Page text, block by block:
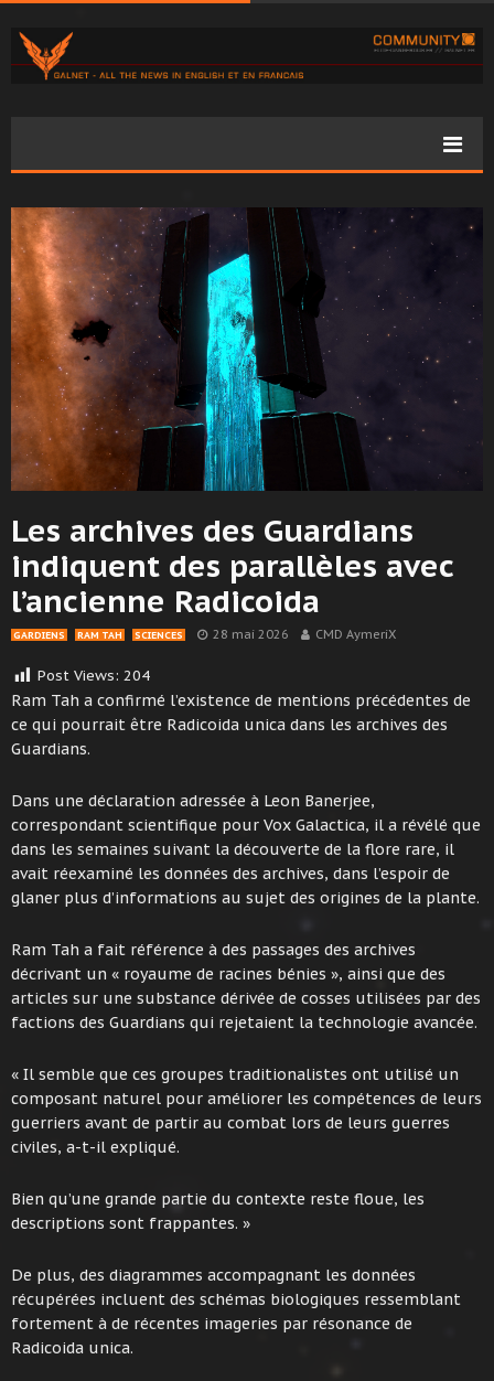
Les archives des Guardians
indiquent des parallèles avec
l’ancienne Radicoida
GARDIENS RAM TAH SCIENCES 28 mai 2026 CMD AymeriX
Post Views: 204
Ram Tah a confirmé l’existence de mentions précédentes de
ce qui pourrait être Radicoida unica dans les archives des
Guardians.
Dans une déclaration adressée à Leon Banerjee,
correspondant scientifique pour Vox Galactica, il a révélé que
dans les semaines suivant la découverte de la flore rare, il
avait réexaminé les données des archives, dans l’espoir de
glaner plus d’informations au sujet des origines de la plante.
Ram Tah a fait référence à des passages des archives
décrivant un « royaume de racines bénies », ainsi que des
articles sur une substance dérivée de cosses utilisées par des
factions des Guardians qui rejetaient la technologie avancée.
« Il semble que ces groupes traditionalistes ont utilisé un
composant naturel pour améliorer les compétences de leurs
guerriers avant de partir au combat lors de leurs guerres
civiles, a-t-il expliqué.
Bien qu’une grande partie du contexte reste floue, les
descriptions sont frappantes. »
De plus, des diagrammes accompagnant les données
récupérées incluent des schémas biologiques ressemblant
fortement à de récentes imageries par résonance de
Radicoida unica.